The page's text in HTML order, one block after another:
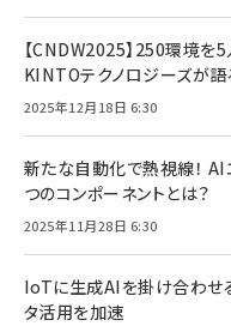
【CNDW2025】250環境を
KINTOテクノロジーズが
2025年12月18日 6:30
新たな自動化で熱視線！ AI
つのコンポーネントとは？
2025年11月28日 6:30
IoTに生成AIを掛け合わせ
タ活用を加速